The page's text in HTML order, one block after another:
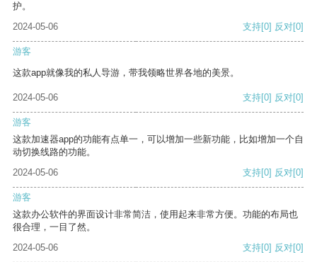
护。
2024-05-06
支持[0] 反对[0]
游客
这款app就像我的私人导游，带我领略世界各地的美景。
2024-05-06 支持[0] 反对[0]
游客
这款加速器app的功能有点单一，可以增加一些新功能，比如增加一个自
动切换线路的功能。
2024-05-06
支持[0] 反对[0]
游客
这款办公软件的界面设计非常简洁，使用起来非常方便。功能的布局也
很合理，一目了然。
2024-05-06
支持[0] 反对[0]